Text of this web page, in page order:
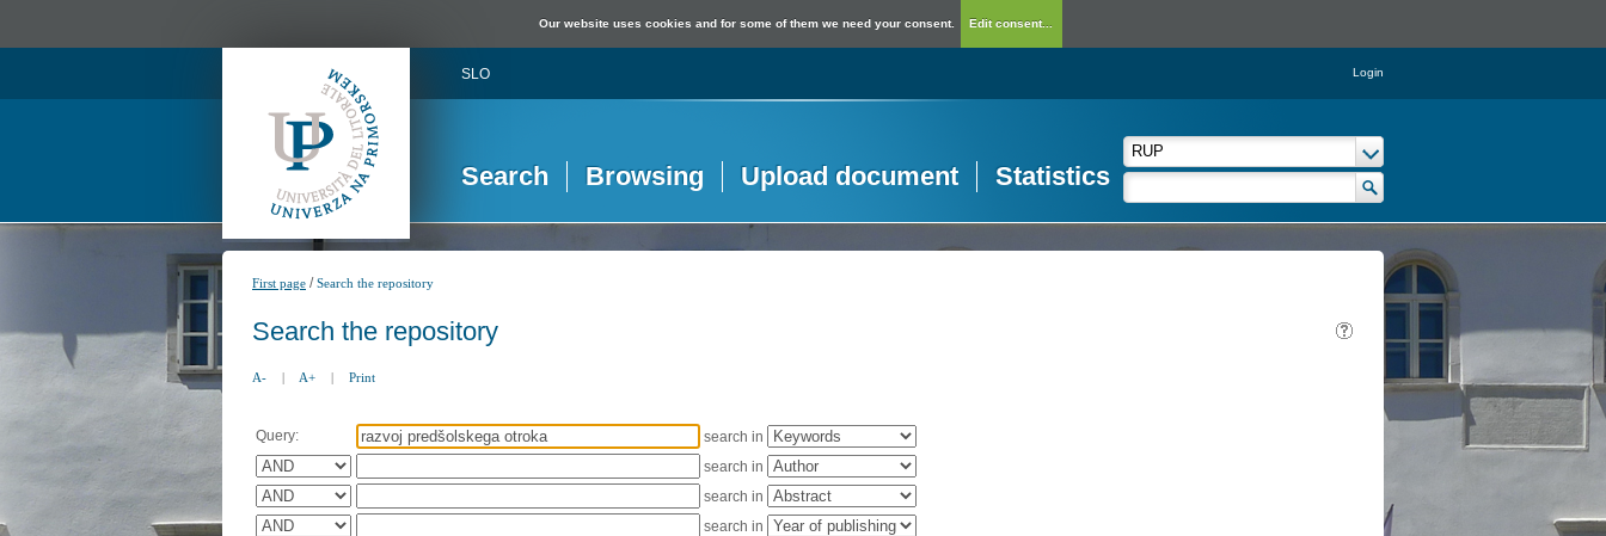
Our website uses cookies and for some of them we need your consent. Edit consent...
SLO Login
Search Browsing Upload document Statistics
First page /Search the repository
Search the repository
A- | A+ | Print
Query:
search in
search in
search in
search in